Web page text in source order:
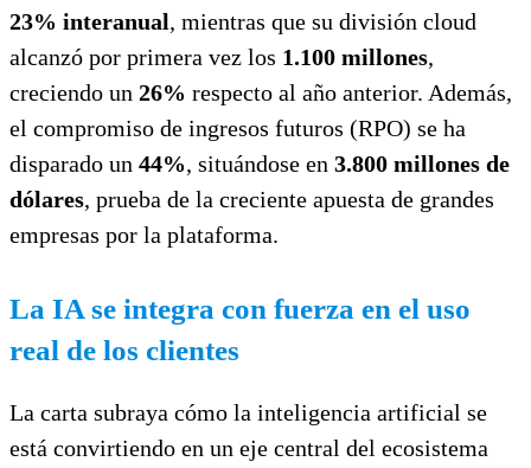
23% interanual, mientras que su división cloud
alcanzó por primera vez los 1.100 millones,
creciendo un 26% respecto al año anterior. Además,
el compromiso de ingresos futuros (RPO) se ha
disparado un 44%, situándose en 3.800 millones de
dólares, prueba de la creciente apuesta de grandes
empresas por la plataforma.
La IA se integra con fuerza en el uso
real de los clientes
La carta subraya cómo la inteligencia artificial se
está convirtiendo en un eje central del ecosistema